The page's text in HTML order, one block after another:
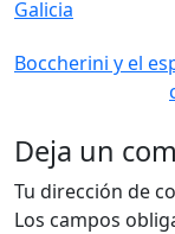
Galicia
Boccherini y el
Deja un
Tu dirección de
Los campos